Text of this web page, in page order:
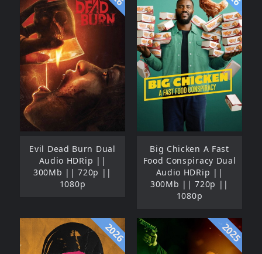
Evil Dead Burn Dual
Audio HDRip ||
300Mb || 720p ||
1080p
Big Chicken A Fast
Food Conspiracy Dual
Audio HDRip ||
300Mb || 720p ||
1080p
2026 2025